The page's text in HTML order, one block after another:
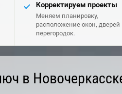
Корректируем проекты
Меняем планировку,
расположение окон, дверей
перегородок.
в